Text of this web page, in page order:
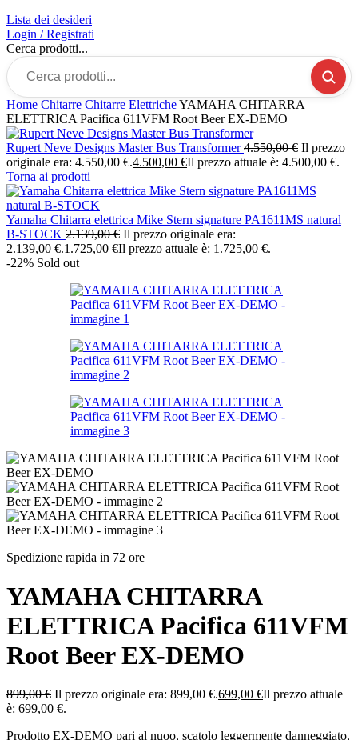
Lista dei desideri
Login / Registrati
Cerca prodotti...
Home Chitarre Chitarre ElettricheYAMAHA CHITARRA
ELETTRICA Pacifica 611VFM Root Beer EX-DEMO
Rupert Neve Designs Master Bus Transformer4.550,00€ Il prezzo
originale era: 4.550,00 €.4.500,00 €Il prezzo attuale è: 4.500,00 €.
Torna ai prodotti
Yamaha Chitarra elettrica Mike Stern signature PA1611MS natural
B-STOCK 2.139,00€ Il prezzo originale era:
2.139,00 €.1.725,00 €Il prezzo attuale è: 1.725,00 €.
-22% Sold out
Spedizione rapida in 72 ore
YAMAHA CHITARRA
ELETTRICA Pacifica 611VFM
Root Beer EX-DEMO
899,00€ Il prezzo originale era: 899,00 €.699,00 €Il prezzo attuale
è: 699,00 €.
Prodotto EX-DEMO pari al nuoo, scatolo leggermente danneggiato,